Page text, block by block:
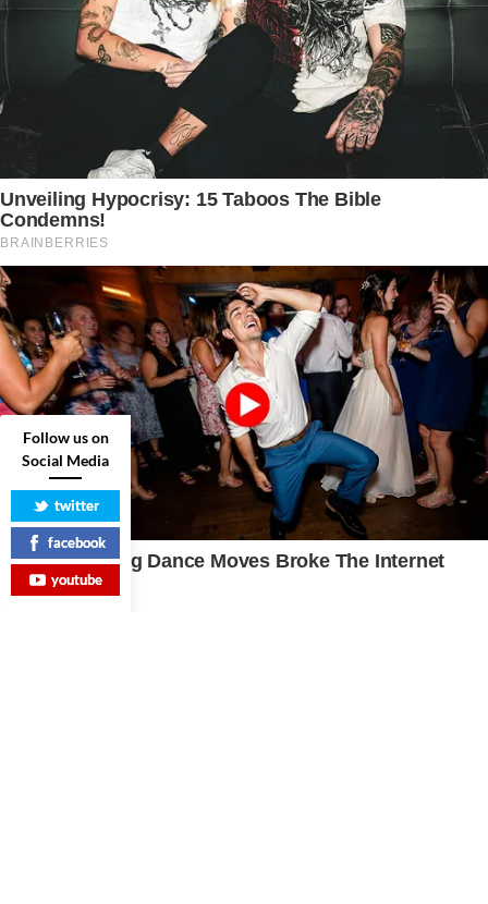
Follow us on
Social Media
twitter
facebook
youtube